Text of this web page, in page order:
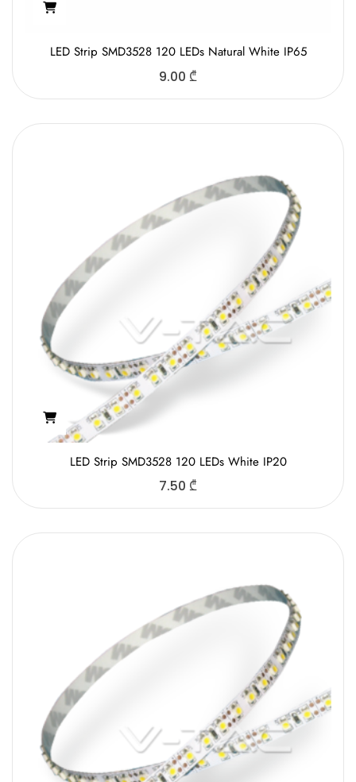
LED Strip SMD3528 120 LEDs Natural White IP65
9.00 ₾
LED Strip SMD3528 120 LEDs White IP20
7.50 ₾